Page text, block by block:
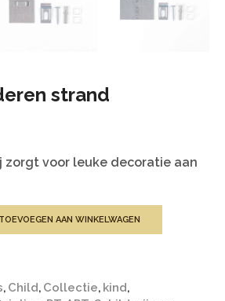
strand
zorgt voor leuke decoratie aan
TOEVOEGEN AAN WINKELWAGEN
, Child, Collectie, kind,